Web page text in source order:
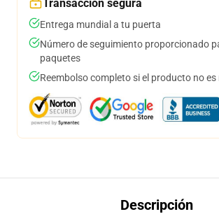
Transacción segura
Entrega mundial a tu puerta
Número de seguimiento proporcionado
paquetes
Reembolso completo si el producto no es
Descripción